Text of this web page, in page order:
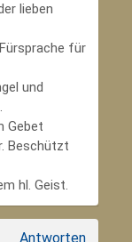
lieben
für
und
Gebet
Beschützt
hl. Geist.
Antworten